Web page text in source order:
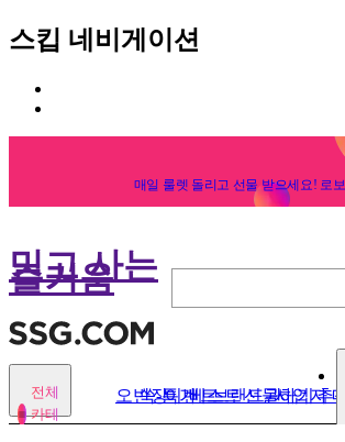
스킵 네비게이션
고
뉴
로
가
기
문
가
매일 룰렛 돌리고 선물 받으세요! 로
S10 득템 찬스!
믿고 사는
즐거움
전체
카테
오반장
쓱-특가
이벤트
베스트
브랜드관
선물하기
사업자추